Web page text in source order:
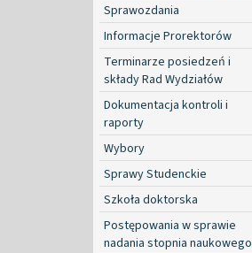
Sprawozdania
Informacje Prorektorów
Terminarze posiedzeń i
składy Rad Wydziałów
Dokumentacja kontroli i
raporty
Wybory
Sprawy Studenckie
Szkoła doktorska
Postępowania w sprawie
nadania stopnia naukowego